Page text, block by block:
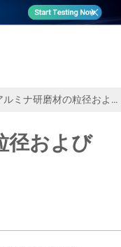
ミナ研磨材の粒径およびゼータ電位の測定
径および